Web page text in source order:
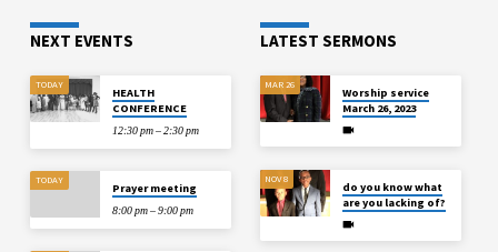
NEXT EVENTS
TODAY
HEALTH
CONFERENCE
12:30 pm – 2:30 pm
TODAY
Prayer meeting
8:00 pm – 9:00 pm
LATEST SERMONS
MAR 26
Worship service
March 26, 2023
NOV 8
do you know what
are you lacking of?